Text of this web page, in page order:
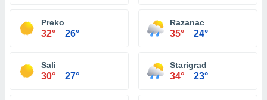
Preko
32° 26°
Razanac
35° 24°
Sali
30° 27°
Starigrad
34° 23°